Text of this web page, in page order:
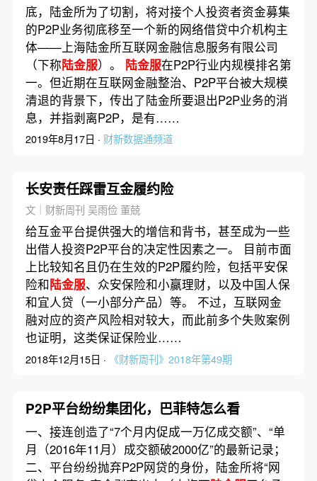
底，陆金所为了切割，将对接个人投资者资金募集
的P2P业务彻底移至一个新的网络借贷中介机构主
体——上海陆金所互联网金融信息服务有限公司
（下称陆金服）。 陆金服在P2P行业内规模排名第
一。但近期在互联网金融整治、P2P平台被大规模
清退的背景下，传出了陆金所要退出P2P业务的消
息，并指剥离P2P，是有……
2019年8月17日 · 财新数据通频道
长安责任踩雷互金履约险
文｜财新周刊 吴雨俭 董兢
给互金平台提供强大的增信和背书，甚至成为一些
出借人投资P2P平台的决定性因素之一。 目前市面
上比较知名且仍在生效的P2P履约险，包括平安保
险和陆金服、众安保险和小赢理财，以及中国人保
和宜人贷（一小部分产品）等。 不过，互联网金
融对应的资产风险相对较大，而此前多个失败案例
也证明，这类保证保险业……
2018年12月15日 · 《财新周刊》2018年第49期
P2P平台纷纷集团化，巴菲特怎么看
一、接连创造了“7个月内促成一万亿成交额”、“单
月（2016年11月）成交额破2000亿”的最新记录；
二、平台纷纷抛弃P2P网贷的身份，陆金所将“网